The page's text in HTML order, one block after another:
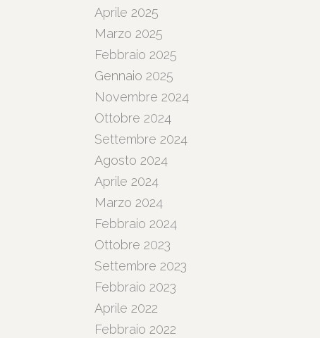
Aprile 2025
Marzo 2025
Febbraio 2025
Gennaio 2025
Novembre 2024
Ottobre 2024
Settembre 2024
Agosto 2024
Aprile 2024
Marzo 2024
Febbraio 2024
Ottobre 2023
Settembre 2023
Febbraio 2023
Aprile 2022
Febbraio 2022